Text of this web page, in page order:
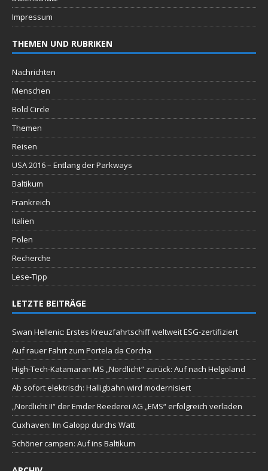
Impressum
THEMEN UND RUBRIKEN
Nachrichten
Menschen
Bold Circle
Themen
Reisen
USA 2016 – Entlang der Parkways
Baltikum
Frankreich
Italien
Polen
Recherche
Lese-Tipp
LETZTE BEITRÄGE
Swan Hellenic: Erstes Kreuzfahrtschiff weltweit ESG-zertifiziert
Auf rauer Fahrt zum Portela da Corcha
High-Tech-Katamaran MS „Nordlicht“ zurück: Auf nach Helgoland
Ab sofort elektrisch: Halligbahn wird modernisiert
„Nordlicht II“ der Emder Reederei AG „EMS“ erfolgreich verladen
Cuxhaven: Im Galopp durchs Watt
Schöner campen: Auf ins Baltikum